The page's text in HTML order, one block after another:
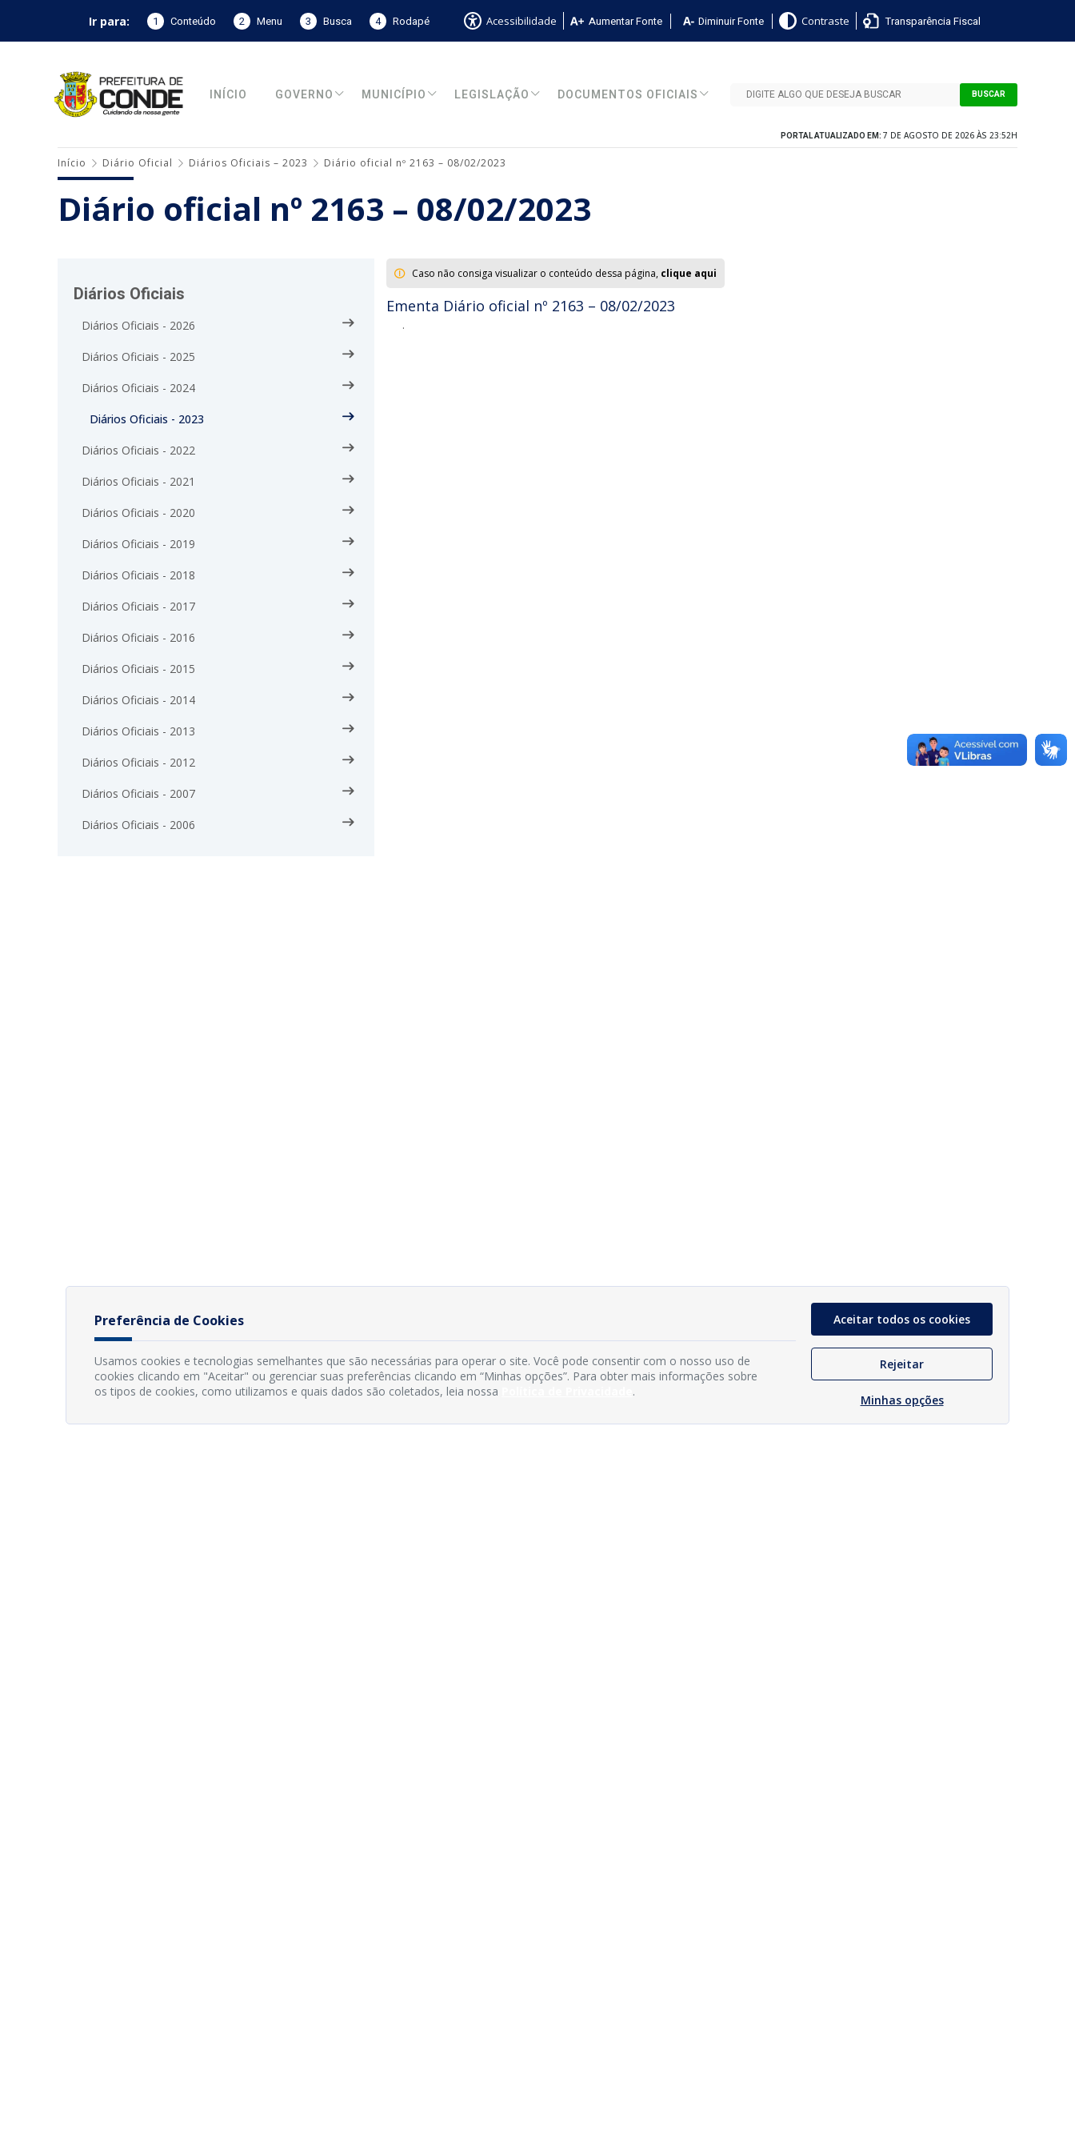
Ir para: 1 Conteúdo 2 Menu 3 Busca 4 Rodapé Acessibilidade Aumentar Fonte Diminuir Fonte Contraste Transparência Fiscal
INÍCIO GOVERNO MUNICÍPIO LEGISLAÇÃO DOCUMENTOS OFICIAIS BUSCAR
PORTAL ATUALIZADO EM: 7 DE AGOSTO DE 2026 ÀS 23:52H
Início Diário Oficial Diários Oficiais – 2023 Diário oficial nº 2163 – 08/02/2023
Diário oficial nº 2163 – 08/02/2023
Diários Oficiais
Diários Oficiais - 2026
Diários Oficiais - 2025
Diários Oficiais - 2024
Diários Oficiais - 2023
Diários Oficiais - 2022
Diários Oficiais - 2021
Diários Oficiais - 2020
Diários Oficiais - 2019
Diários Oficiais - 2018
Diários Oficiais - 2017
Diários Oficiais - 2016
Diários Oficiais - 2015
Diários Oficiais - 2014
Diários Oficiais - 2013
Diários Oficiais - 2012
Diários Oficiais - 2007
Diários Oficiais - 2006
Caso não consiga visualizar o conteúdo dessa página, clique aqui
Ementa Diário oficial nº 2163 – 08/02/2023
.
Preferência de Cookies
Usamos cookies e tecnologias semelhantes que são necessárias para operar o site. Você pode consentir com o nosso uso de
cookies clicando em "Aceitar" ou gerenciar suas preferências clicando em “Minhas opções”. Para obter mais informações sobre
os tipos de cookies, como utilizamos e quais dados são coletados, leia nossa
.
Aceitar todos os cookies
Rejeitar
Minhas opções